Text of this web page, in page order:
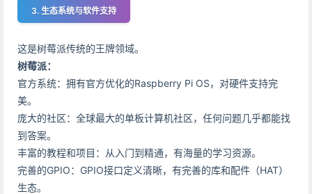
3. 生态系统与软件支持
这是树莓派传统的王牌领域。
树莓派：
官方系统：拥有官方优化的Raspberry Pi OS，对硬件支持完
美。
庞大的社区：全球最大的单板计算机社区，任何问题几乎都能找
到答案。
丰富的教程和项目：从入门到精通，有海量的学习资源。
完善的GPIO：GPIO接口定义清晰，有完善的库和配件（HAT）
生态。